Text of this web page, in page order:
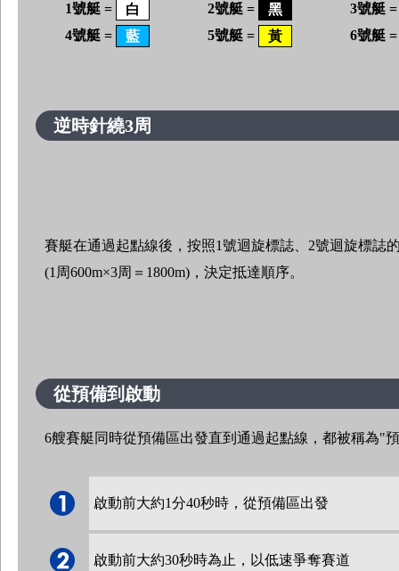
1號艇 =
白 2號艇 = 黑
3號艇
4號艇 =
藍 5號艇 = 黃 6號艇
逆時針繞3周
賽艇在通過起點線後，按照1號迴旋標誌、2號迴旋標誌
(1周600m×3周＝1800m)，決定抵達順序。
從預備到啟動
6艘賽艇同時從預備區出發直到通過起點線，都被稱為"
啟動前大約1分40秒時，從預備區出發
啟動前大約30秒時為止，以低速爭奪賽道